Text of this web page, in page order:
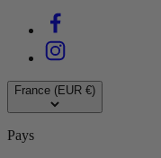
France (EUR €)
Pays